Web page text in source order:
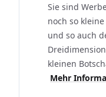
Sie sind
noch so
und so auch
kleinen
Mehr